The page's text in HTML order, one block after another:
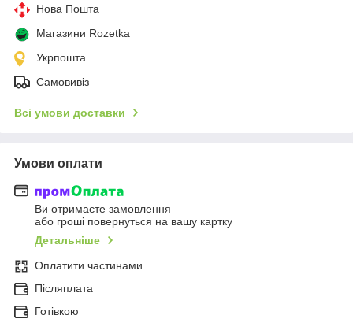
Нова Пошта
Магазини Rozetka
Укрпошта
Самовивіз
Всі умови доставки
Умови оплати
Ви отримаєте замовлення
або гроші повернуться на вашу картку
Детальніше
Оплатити частинами
Післяплата
Готівкою